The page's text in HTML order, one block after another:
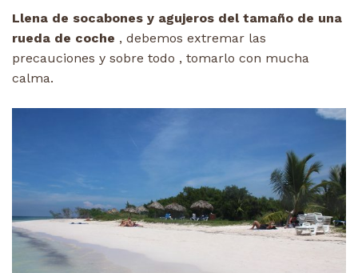
Llena de socabones y agujeros del tamaño de una
rueda de coche , debemos extremar las
precauciones y sobre todo , tomarlo con mucha
calma.